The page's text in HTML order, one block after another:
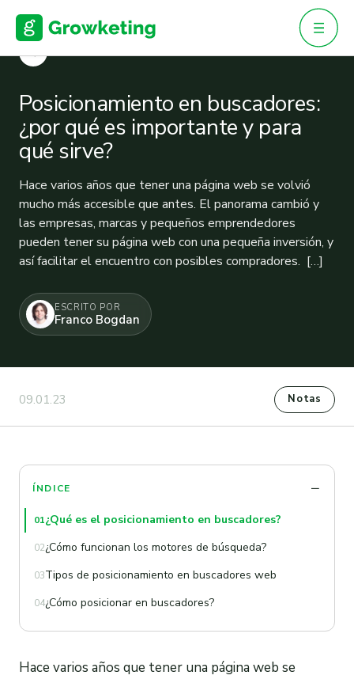
content
Posicionamiento en buscadores:
¿por qué es importante y para
qué sirve?
Hace varios años que tener una página web se volvió
mucho más accesible que antes. El panorama cambió y
las empresas, marcas y pequeños emprendedores
pueden tener su página web con una pequeña inversión, y
así facilitar el encuentro con posibles compradores. […]
ESCRITO POR
Franco Bogdan
09.01.23 Notas
ÍNDICE
01¿Qué es el posicionamiento en buscadores?
02¿Cómo funcionan los motores de búsqueda?
03Tipos de posicionamiento en buscadores web
04¿Cómo posicionar en buscadores?
Hace varios años que tener una página web se